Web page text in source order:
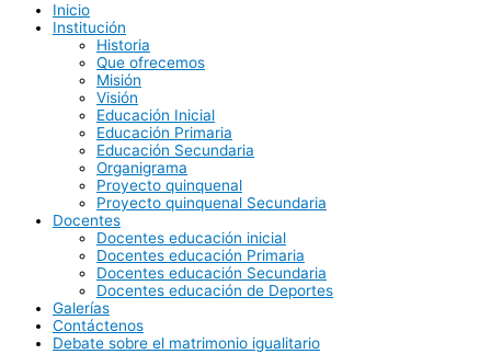
Inicio
Institución
Historia
Que ofrecemos
Misión
Visión
Educación Inicial
Educación Primaria
Educación Secundaria
Organigrama
Proyecto quinquenal
Proyecto quinquenal Secundaria
Docentes
Docentes educación inicial
Docentes educación Primaria
Docentes educación Secundaria
Docentes educación de Deportes
Galerías
Contáctenos
Debate sobre el matrimonio igualitario